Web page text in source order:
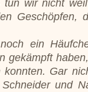
wir nicht
Geschöpfen,
ein
gekämpft
Gar
und